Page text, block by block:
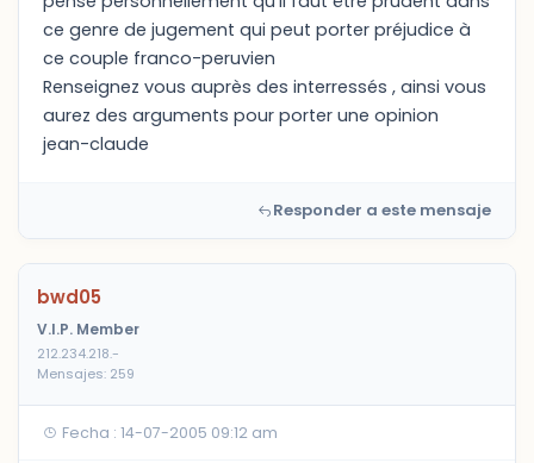
ce genre de jugement qui peut porter préjudice à
ce couple franco-peruvien
Renseignez vous auprès des interressés , ainsi vous
aurez des arguments pour porter une opinion
jean-claude
Responder a este mensaje
bwd05
V.I.P. Member
212.234.218.-
Mensajes: 259
Fecha : 14-07-2005 09:12 am